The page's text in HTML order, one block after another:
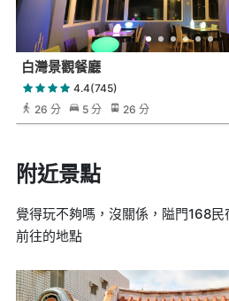
白灣景觀餐廳
4.4(745)
26 分
5 分 26 分
附近景點
覺得玩不夠嗎，沒關係，隘門168
前往的地點